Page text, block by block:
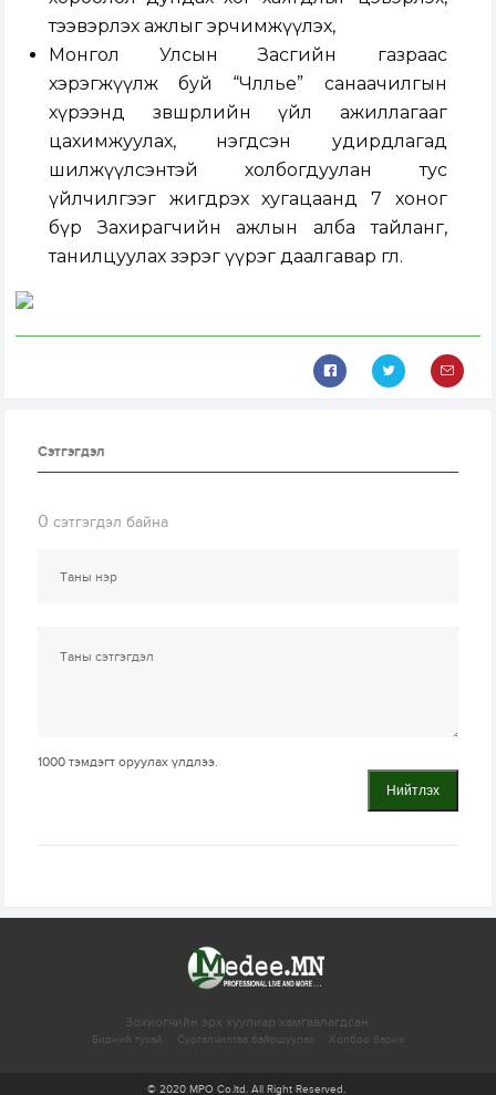
тээвэрлэх ажлыг эрчимжүүлэх,
Монгол Улсын Засгийн газраас
хэрэгжүүлж буй “Чөлөөлье” санаачилгын
хүрээнд зөвшөөрлийн үйл ажиллагааг
цахимжуулах, нэгдсэн удирдлагад
шилжүүлсэнтэй холбогдуулан тус
үйлчилгээг жигдрэх хугацаанд 7 хоног
бүр Захирагчийн ажлын алба тайланг,
танилцуулах зэрэг үүрэг даалгавар өглөө.
Сэтгэгдэл
0 сэтгэгдэл байна
1000 тэмдэгт оруулах үлдлээ.
Нийтлэх
Зохиогчийн эрх хуулиар хамгаалагдсан.
Бидний тухай Сурталчилгаа байршуулах Холбоо барих
© 2020 MPO Co.ltd. All Right Reserved.